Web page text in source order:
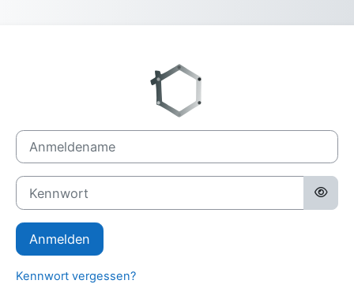
Anmelden bei
Anmeldename
Kennwort
Anmelden
Kennwort vergessen?